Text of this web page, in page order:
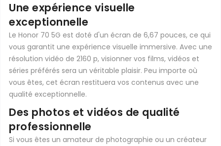
Une expérience visuelle
exceptionnelle
Le Honor 70 5G est doté d'un écran de 6,67 pouces, ce qui
vous garantit une expérience visuelle immersive. Avec une
résolution vidéo de 2160 p, visionner vos films, vidéos et
séries préférés sera un véritable plaisir. Peu importe où
vous êtes, cet écran restituera vos contenus avec une
qualité exceptionnelle.
Des photos et vidéos de qualité
professionnelle
Si vous êtes un amateur de photographie ou un créateur